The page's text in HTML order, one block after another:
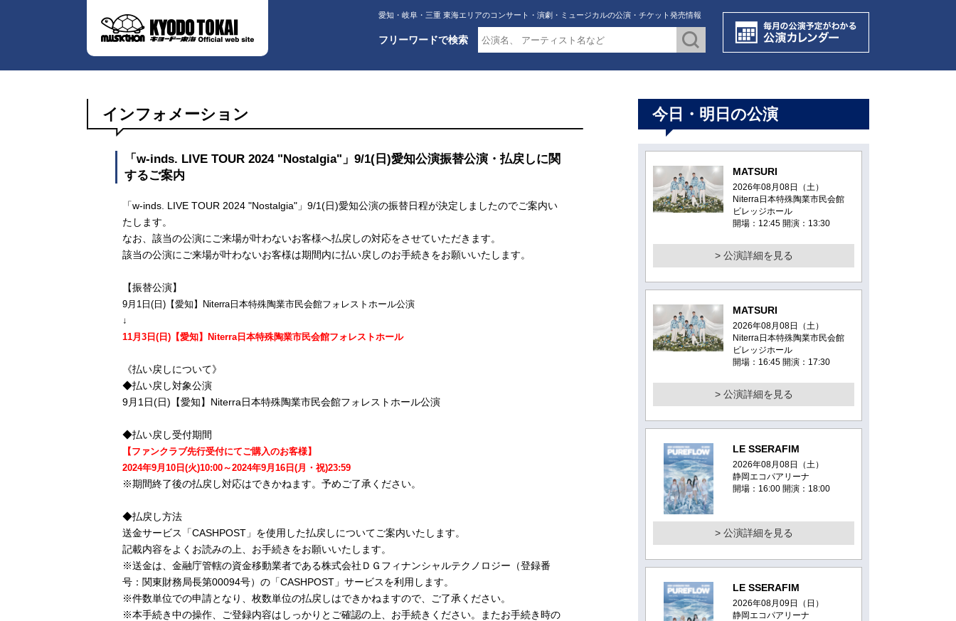
愛知・岐阜・三重 東海エリアのコンサート・演劇・ミュージカルの公演・チケット発売情報
フリーワードで検索
インフォメーション
「w-inds. LIVE TOUR 2024 "Nostalgia"」9/1(日)愛知公演振替公演・払戻しに関
するご案内
「w-inds. LIVE TOUR 2024 "Nostalgia"」9/1(日)愛知公演の振替日程が決定しましたのでご案内い
たします。
なお、該当の公演にご来場が叶わないお客様へ払戻しの対応をさせていただきます。
該当の公演にご来場が叶わないお客様は期間内に払い戻しのお手続きをお願いいたします。
【振替公演】
9月1日(日)【愛知】Niterra日本特殊陶業市民会館フォレストホール公演
↓
11月3日(日)【愛知】Niterra日本特殊陶業市民会館フォレストホール
《払い戻しについて》
◆払い戻し対象公演
9月1日(日)【愛知】Niterra日本特殊陶業市民会館フォレストホール公演
◆払い戻し受付期間
【ファンクラブ先行受付にてご購入のお客様】
2024年9月10日(火)10:00～2024年9月16日(月・祝)23:59
※期間終了後の払戻し対応はできかねます。予めご了承ください。
◆払戻し方法
送金サービス「CASHPOST」を使用した払戻しについてご案内いたします。
記載内容をよくお読みの上、お手続きをお願いいたします。
※送金は、金融庁管轄の資金移動業者である株式会社ＤＧフィナンシャルテクノロジー（登録番
号：関東財務局長第00094号）の「CASHPOST」サービスを利用します。
※件数単位での申請となり、枚数単位の払戻しはできかねますので、ご了承ください。
※本手続き中の操作、ご登録内容はしっかりとご確認の上、お手続きください。またお手続き時の
今日・明日の公演
MATSURI
2026年08月08日（土）
Niterra日本特殊陶業市民会館
ビレッジホール
開場：12:45 開演：13:30
> 公演詳細を見る
MATSURI
2026年08月08日（土）
Niterra日本特殊陶業市民会館
ビレッジホール
開場：16:45 開演：17:30
> 公演詳細を見る
LE SSERAFIM
2026年08月08日（土）
静岡エコパアリーナ
開場：16:00 開演：18:00
> 公演詳細を見る
LE SSERAFIM
2026年08月09日（日）
静岡エコパアリーナ